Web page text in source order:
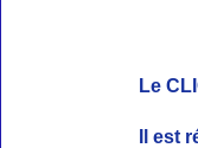
Le
Il est